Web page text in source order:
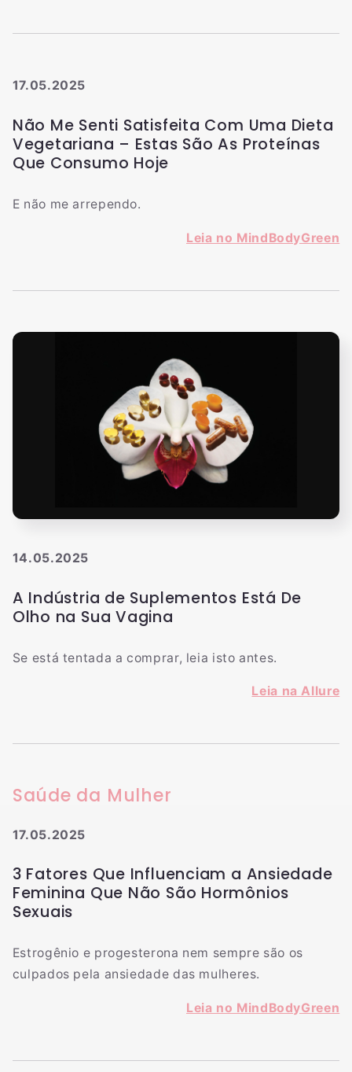
17.05.2025
Não Me Senti Satisfeita Com Uma Dieta
Vegetariana – Estas São As Proteínas
Que Consumo Hoje
E não me arrependo.
Leia no MindBodyGreen
14.05.2025
A Indústria de Suplementos Está De
Olho na Sua Vagina
Se está tentada a comprar, leia isto antes.
Leia na Allure
Saúde da Mulher
17.05.2025
3 Fatores Que Influenciam a Ansiedade
Feminina Que Não São Hormônios
Sexuais
Estrogênio e progesterona nem sempre são os
culpados pela ansiedade das mulheres.
Leia no MindBodyGreen